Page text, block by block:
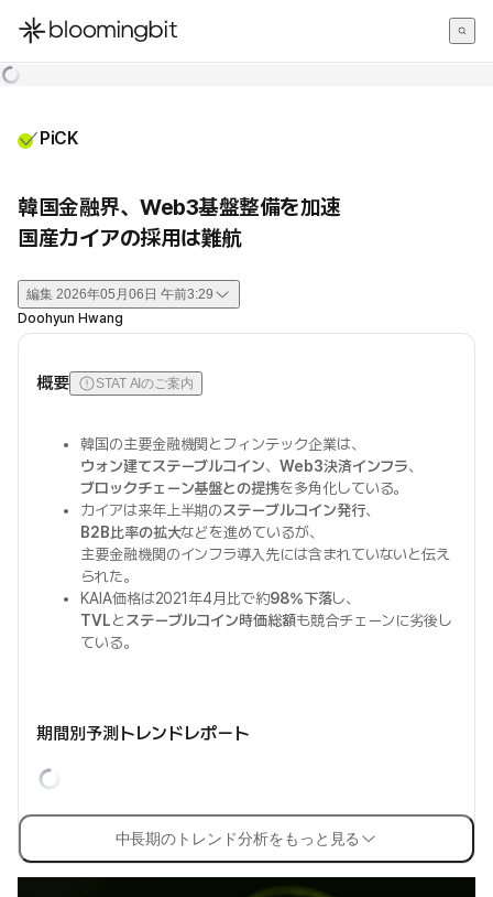
한국어
PiCK
韓国金融界、Web3基盤整備を加速
国産カイアの採用は難航
編集 2026年05月06日 午前3:29
Doohyun Hwang
概要 STAT AIのご案内
韓国の主要金融機関とフィンテック企業は、
ウォン建てステーブルコイン、Web3決済インフラ、
ブロックチェーン基盤との提携を多角化している。
カイアは来年上半期のステーブルコイン発行、
B2B比率の拡大などを進めているが、
主要金融機関のインフラ導入先には含まれていないと伝え
られた。
KAIA価格は2021年4月比で約98%下落し、
TVLとステーブルコイン時価総額も競合チェーンに劣後し
ている。
期間別予測トレンドレポート
中長期のトレンド分析をもっと見る